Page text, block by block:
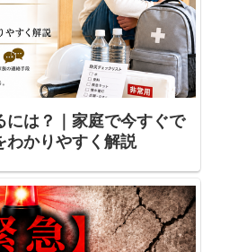
には？｜家庭で今すぐで
わかりやすく解説